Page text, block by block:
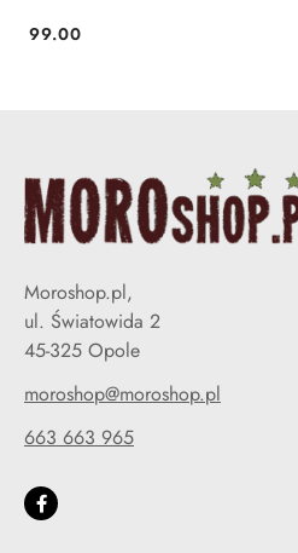
Cena:
99.00
Moroshop.pl,
ul. Światowida 2
45-325 Opole
moroshop@moroshop.pl
663 663 965